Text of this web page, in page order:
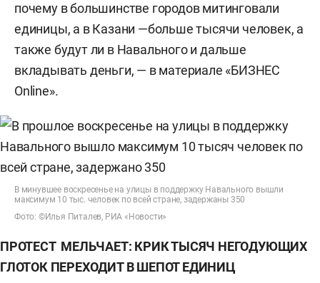
почему в большинстве городов митинговали
единицы, а в Казани —больше тысячи человек, а
также будут ли в Навального и дальше
вкладывать деньги, — в материале «БИЗНЕС
Online».
В минувшее воскресенье на улицы в поддержку Навального вышли
максимум 10 тыс. человек по всей стране, задержаны 350
Фото: ©Илья Питалев, РИА «Новости»
ПРОТЕСТ МЕЛЬЧАЕТ: КРИК ТЫСЯЧ НЕГОДУЮЩИХ
ГЛОТОК ПЕРЕХОДИТ В ШЕПОТ ЕДИНИЦ